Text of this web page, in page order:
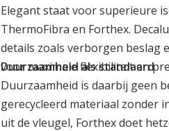
Elegant staat voor superieure
ThermoFibra en Forthex.
details zoals verborgen beslag
voor maximale flexibiliteit en
Duurzaamheid als standaard
Duurzaamheid is daarbij geen
gerecycleerd materiaal zonder
uit de vleugel, Forthex doet